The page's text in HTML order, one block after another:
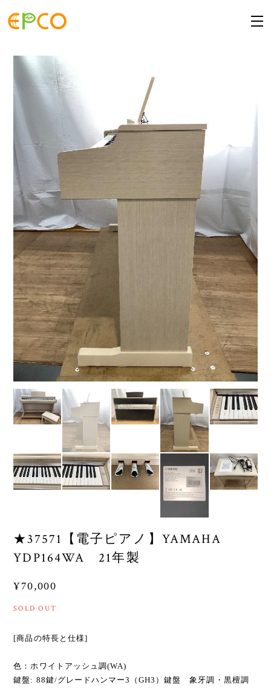
★37571【電子ピアノ】YAMAHA
YDP164WA 21年製
¥70,000
SOLD OUT
[商品の特長と仕様]
色：ホワイトアッシュ調(WA)
鍵盤: 88鍵/グレードハンマー3（GH3）鍵盤 象牙調・黒檀調